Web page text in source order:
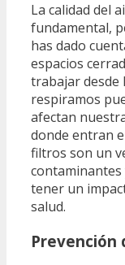
La calidad del
fundamental,
has dado
espacios
trabajar desde
respiramos
afectan
donde entran
filtros son un
contaminantes
tener un
salud.
Prevención